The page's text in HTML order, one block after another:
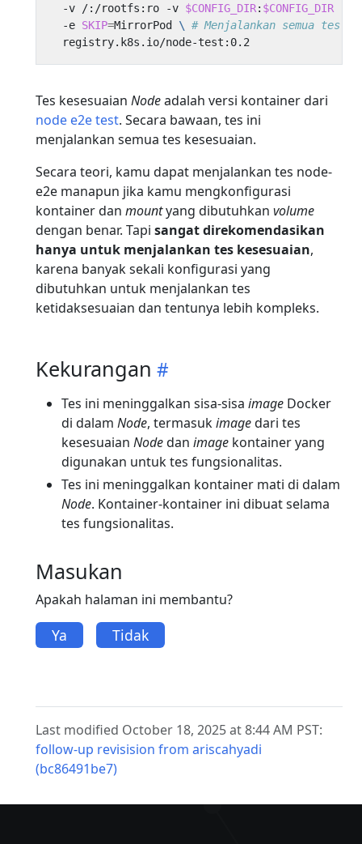
  -v /:/rootfs:ro -v
$CONFIG_DIR: $CONFIG_DIR
  -e
SKIP=MirrorPod \ # Menjalankan semua tes
Tes kesesuaian Nodeadalah versi kontainer dari
node e2e test. Secara bawaan, tes ini
menjalankan semua tes kesesuaian.
Secara teori, kamu dapat menjalankan tes node-
e2e manapun jika kamu mengkonfigurasi
kontainer dan mountyang dibutuhkan volume
dengan benar. Tapi sangat direkomendasikan
hanya untuk menjalankan tes kesesuaian,
karena banyak sekali konfigurasi yang
dibutuhkan untuk menjalankan tes
ketidaksesuaian dan tentunya lebih kompleks.
Kekurangan
Tes ini meninggalkan sisa-sisa image Docker
di dalam Node, termasukimagedari tes
kesesuaian Nodedan image kontainer yang
digunakan untuk tes fungsionalitas.
Tes ini meninggalkan kontainer mati di dalam
Node. Kontainer-kontainer ini dibuat selama
tes fungsionalitas.
Masukan
Apakah halaman ini membantu?
Ya Tidak
Last modified October 18, 2025 at 8:44 AM PST:
follow-up revisision from ariscahyadi
(bc86491be7)